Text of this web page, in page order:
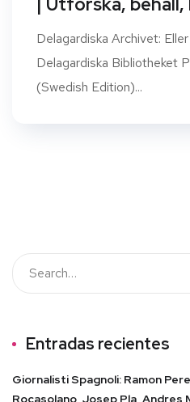
Delagardiska Archivet:
Delagardiska Bibliotheket
(Swedish Edition)...
Entradas recientes
Giornalisti Spagnoli: Ramon
Rocasolano, Josep Pla,